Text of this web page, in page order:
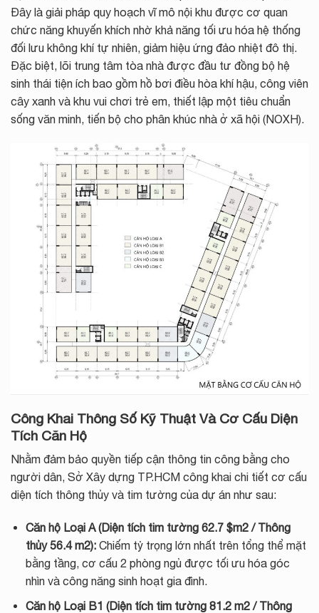
Đây là giải pháp quy hoạch vĩ mô nội khu được cơ quan
chức năng khuyến khích nhờ khả năng tối ưu hóa hệ thống
đối lưu không khí tự nhiên, giảm hiệu ứng đảo nhiệt đô thị.
Đặc biệt, lõi trung tâm tòa nhà được đầu tư đồng bộ hệ
sinh thái tiện ích bao gồm hồ bơi điều hòa khí hậu, công viên
cây xanh và khu vui chơi trẻ em, thiết lập một tiêu chuẩn
sống văn minh, tiến bộ cho phân khúc nhà ở xã hội (NOXH).
Công Khai Thông Số Kỹ Thuật Và Cơ Cấu Diện
Tích Căn Hộ
Nhằm đảm bảo quyền tiếp cận thông tin công bằng cho
người dân, Sở Xây dựng TP.HCM công khai chi tiết cơ cấu
diện tích thông thủy và tim tường của dự án như sau:
Căn hộ Loại A (Diện tích tim tường 62.7 $m2 / Thông
thủy 56.4 m2):Chiếm tỷ trọng lớn nhất trên tổng thể mặt
bằng tầng, cơ cấu 2 phòng ngủ được tối ưu hóa góc
nhìn và công năng sinh hoạt gia đình.
Căn hộ Loại B1 (Diện tích tim tường 81.2 m2 / Thông